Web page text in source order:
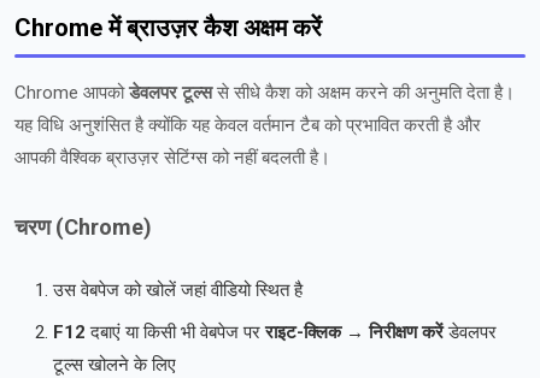
Chrome में ब्राउज़र कैश अक्षम करें
Chrome आपकोडेवलपर टूल्ससे सीधे कैश को अक्षम करने की अनुमति देता है।
यह विधि अनुशंसित है क्योंकि यह केवल वर्तमान टैब को प्रभावित करती है और
आपकी वैश्विक ब्राउज़र सेटिंग्स को नहीं बदलती है।
चरण (Chrome)
उस वेबपेज को खोलें जहां वीडियो स्थित है
F12 दबाएं या किसी भी वेबपेज परराइट-क्लिक → निरीक्षण करेंडेवलपर
टूल्स खोलने के लिए